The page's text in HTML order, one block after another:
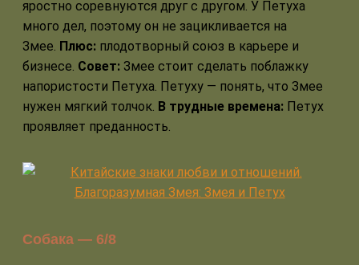
яростно соревнуются друг с другом. У Петуха
много дел, поэтому он не зацикливается на
Змее. Плюс: плодотворный союз в карьере и
бизнесе. Совет: Змее стоит сделать поблажку
напористости Петуха. Петуху — понять, что Змее
нужен мягкий толчок. В трудные времена: Петух
проявляет преданность.
Собака — 6/8